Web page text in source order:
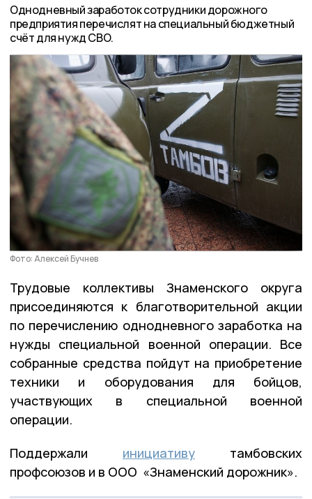
Однодневный заработок сотрудники дорожного
предприятия перечислят на специальный бюджетный
счёт для нужд СВО.
Фото: Алексей Бучнев
Трудовые коллективы Знаменского округа
присоединяются к благотворительной акции
по перечислению однодневного заработка на
нужды специальной военной операции. Все
собранные средства пойдут на приобретение
техники и оборудования для бойцов,
участвующих в специальной военной
операции.
Поддержали инициативу тамбовских
профсоюзов и в ООО «Знаменский дорожник».